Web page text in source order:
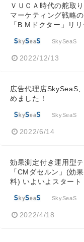
ＶＵＣＡ時代の舵取
マーケティング戦略
「B.Mドクター」リ
SkySeaS
2022/12/13
広告代理店SkySeaS
めました！
SkySeaS
2022/6/14
効果測定付き運用型
「CMダセルン」(効
料) いよいよスタート
SkySeaS
2022/4/18